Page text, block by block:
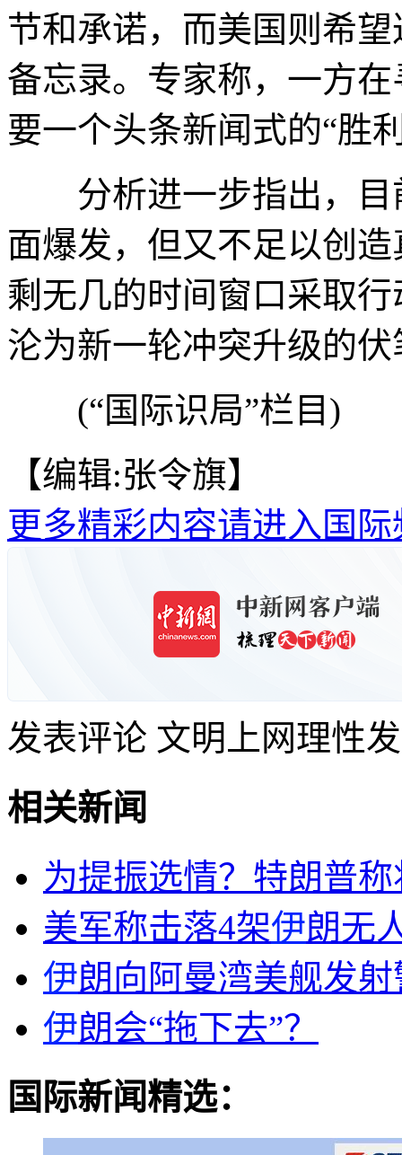
节和承诺，而美国则希
备忘录。专家称，一方
要一个头条新闻式的“胜
分析进一步指出，目
面爆发，但又不足以创
剩无几的时间窗口采取
沦为新一轮冲突升级的
(“国际识局”栏目)
【编辑:张令旗】
更多精彩内容请进入国际
发表评论 文明上网理性
相关新闻
为提振选情？特朗普
美军称击落4架伊朗无
伊朗向阿曼湾美舰发
伊朗会“拖下去”？
国际新闻精选：